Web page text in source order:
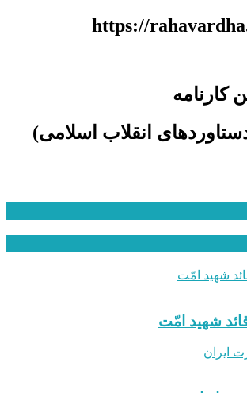
https://
کارنامه
انقلاب اسلامی​)
شهید امّت